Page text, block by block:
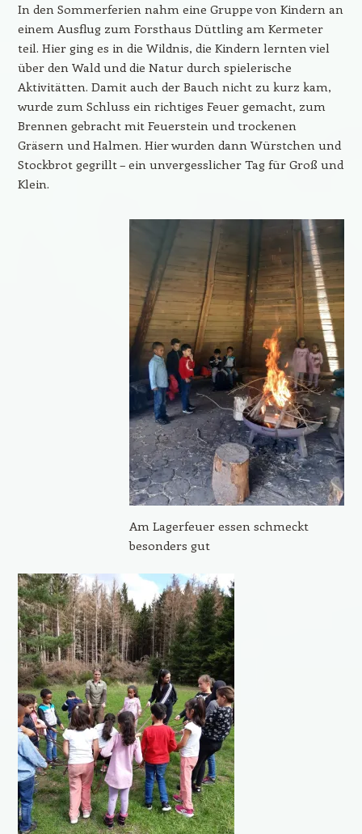
In den Sommerferien nahm eine Gruppe von Kindern an
einem Ausflug zum Forsthaus Düttling am Kermeter
teil. Hier ging es in die Wildnis, die Kindern lernten viel
über den Wald und die Natur durch spielerische
Aktivitätten. Damit auch der Bauch nicht zu kurz kam,
wurde zum Schluss ein richtiges Feuer gemacht, zum
Brennen gebracht mit Feuerstein und trockenen
Gräsern und Halmen. Hier wurden dann Würstchen und
Stockbrot gegrillt – ein unvergesslicher Tag für Groß und
Klein.
Am Lagerfeuer essen schmeckt
besonders gut